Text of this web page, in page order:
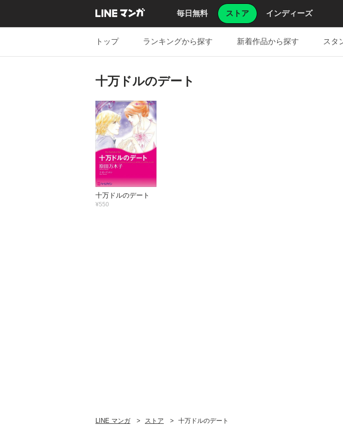
毎日無料 ストア インディーズ
トップ ランキングから探す 新着作品から探す スタ
十万ドルのデート
十万ドルのデート
¥550
LINE マンガ ストア 十万ドルのデート